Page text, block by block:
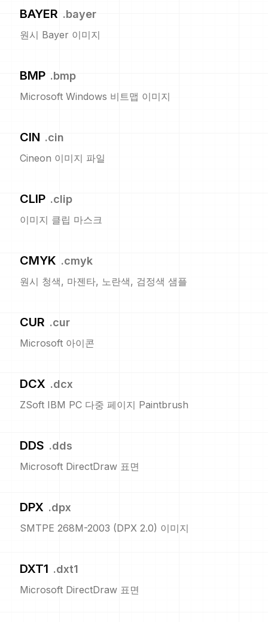
BAYER .bayer
원시 Bayer 이미지
BMP .bmp
Microsoft Windows 비트맵 이미지
CIN .cin
Cineon 이미지 파일
CLIP .clip
이미지 클립 마스크
CMYK .cmyk
원시 청색, 마젠타, 노란색, 검정색 샘플
CUR .cur
Microsoft 아이콘
DCX .dcx
ZSoft IBM PC 다중 페이지 Paintbrush
DDS .dds
Microsoft DirectDraw 표면
DPX .dpx
SMTPE 268M-2003 (DPX 2.0) 이미지
DXT1 .dxt1
Microsoft DirectDraw 표면